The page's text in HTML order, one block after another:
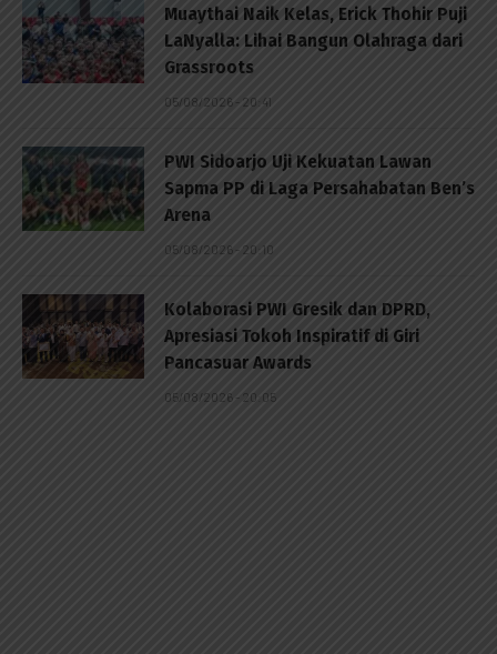
Muaythai Naik Kelas, Erick Thohir Puji
LaNyalla: Lihai Bangun Olahraga dari
Grassroots
05/08/2026 - 20:41
PWI Sidoarjo Uji Kekuatan Lawan
Sapma PP di Laga Persahabatan Ben’s
Arena
05/08/2026 - 20:10
Kolaborasi PWI Gresik dan DPRD,
Apresiasi Tokoh Inspiratif di Giri
Pancasuar Awards
05/08/2026 - 20:05